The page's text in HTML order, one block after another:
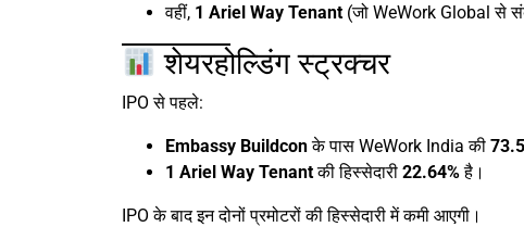
वहीं, 1 Ariel Way Tenant (जो WeWork Global से
शेयरहोल्डिंग स्ट्रक्चर
IPO से पहले:
Embassy Buildconके पास WeWork India की
1 Ariel Way Tenantकी हिस्सेदारी 22.64%है।
IPO के बाद इन दोनों प्रमोटरों की हिस्सेदारी में कमी आएगी।